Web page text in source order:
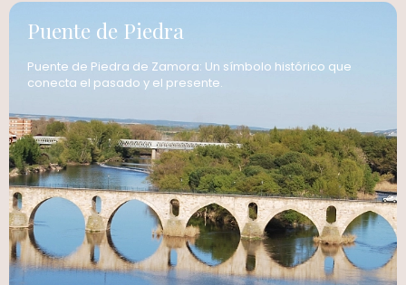
Puente de Piedra
Puente de Piedra de Zamora: Un símbolo histórico que
conecta el pasado y el presente.